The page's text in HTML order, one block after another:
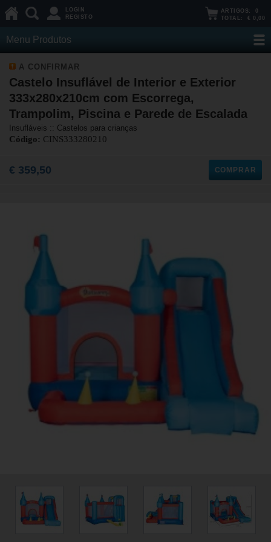
LOGIN
REGISTO
ARTIGOS: 0
TOTAL: € 0,00
Menu Produtos
A CONFIRMAR
Castelo Insuflável de Interior e Exterior
333x280x210cm com Escorrega,
Trampolim, Piscina e Parede de Escalada
Insufláveis :: Castelos para crianças
Código: CINS333280210
€ 359,50 COMPRAR